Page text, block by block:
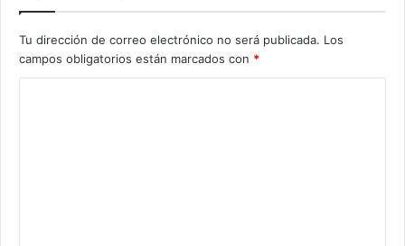
Tu dirección de correo electrónico no será publicada. Los
campos obligatorios están marcados con *